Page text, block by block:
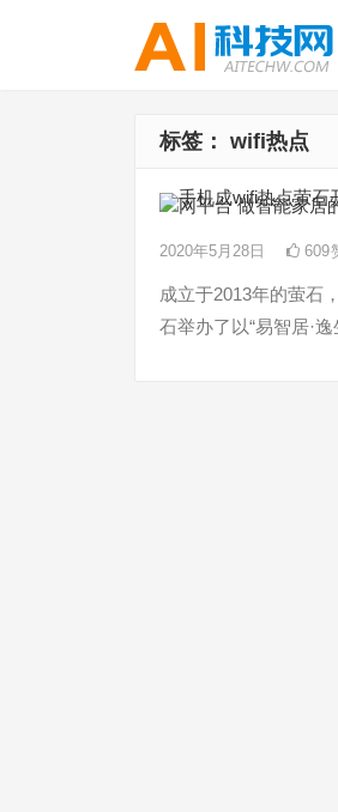
标签： wifi热点
2020年5月28日 609
成立于2013年的萤石
石举办了以“易智居·